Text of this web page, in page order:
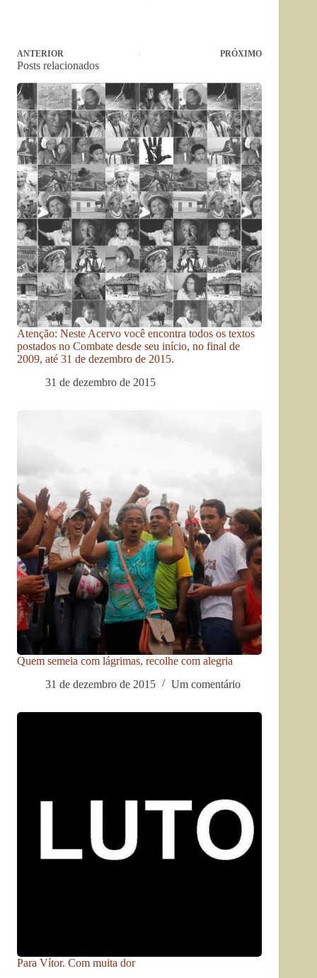
ANTERIOR PRÓXIMO
Posts relacionados
Atenção: Neste Acervo você encontra todos os textos
postados no Combate desde seu início, no final de
2009, até 31 de dezembro de 2015.
31 de dezembro de 2015
Quem semeia com lágrimas, recolhe com alegria
31 de dezembro de 2015
Um comentário
Para Vítor. Com muita dor